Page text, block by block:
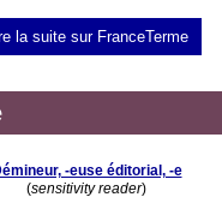
la suite sur FranceTerme
-euse éditorial, -e
(sensitivity reader)